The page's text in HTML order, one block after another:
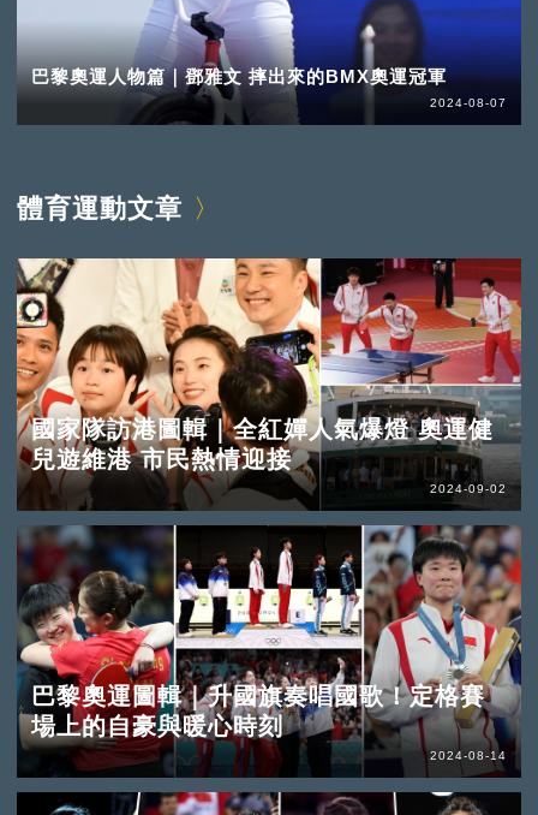
巴黎奧運人物篇｜鄧雅文 摔出來的BMX奧運冠軍
2024-08-07
體育運動文章
國家隊訪港圖輯｜全紅嬋人氣爆燈 奧運健
兒遊維港 市民熱情迎接
2024-09-02
巴黎奧運圖輯｜升國旗奏唱國歌！定格賽
場上的自豪與暖心時刻
2024-08-14